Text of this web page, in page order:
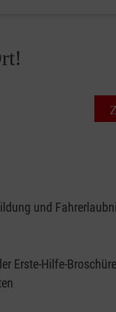
und
Erste-Hilfe-Broschüre